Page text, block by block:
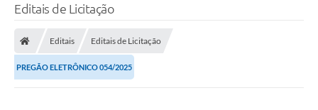
Iacanga
Diário Oficial
Secretarias
Editais de Licitação
Editais Editais de Licitação
PREGÃO ELETRÔNICO 054/2025